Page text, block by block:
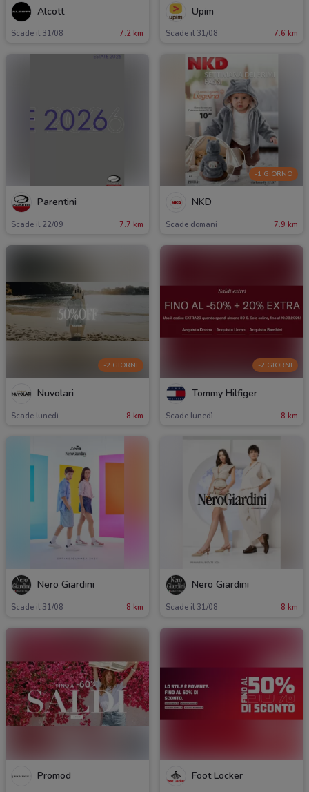
Alcott
Scade il 31/08 7.2 km
Upim
Scade il 31/08 7.6 km
Parentini
Scade il 22/09 7.7 km
-1 GIORNO
NKD
Scade domani 7.9 km
-2 GIORNI
Nuvolari
Scade lunedì 8 km
-2 GIORNI
Tommy Hilfiger
Scade lunedì 8 km
Nero Giardini
Scade il 31/08 8 km
Nero Giardini
Scade il 31/08 8 km
Promod Foot Locker